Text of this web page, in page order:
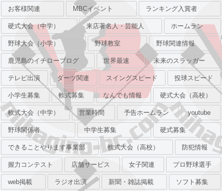
お客様関連 MBCイベント ランキング入賞者
硬式大会（中学） 来店著名人・芸能人 ホームラン
野球大会（小学） 野球教室 野球関連情報
鹿児島のイチローブログ 世界最速 未来のスラッガー
テレビ出演 ダーツ関連 スイングスピード 投球スピード
小学生募集 軟式募集 なんでも情報 硬式大会（高校）
軟式大会（中学） 営業時間 予告ホームラン youtube
野球関係者 中学生募集 硬式募集
できることやります事業部 軟式大会（高校） 防犯情報
握力コンテスト 店舗サービス 女子関連 プロ野球選手
web掲載 ラジオ出演 新聞・雑誌掲載 ソフト募集